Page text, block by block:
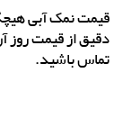
قیمت نمک آبی
دقیق از قیمت روز
تماس باشید.